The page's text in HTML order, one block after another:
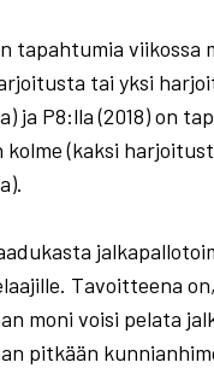
tapahtumia viikossa
tai yksi
ja P8:lla (2018) on
kolme (kaksi
Tavoitteena
moni voisi pelata
pitkään